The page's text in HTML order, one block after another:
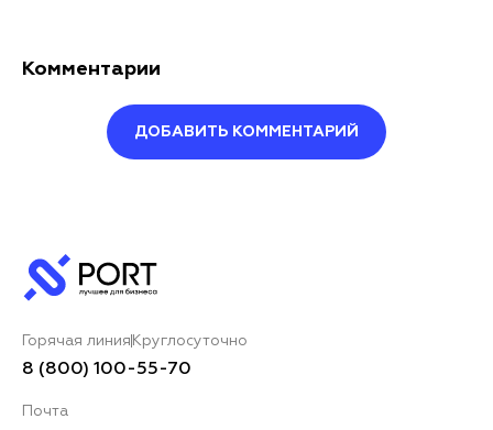
Комментарии
ДОБАВИТЬ КОММЕНТАРИЙ
Ваш комментарий*
Горячая линия Круглосуточно
8 (800) 100-55-70
Почта